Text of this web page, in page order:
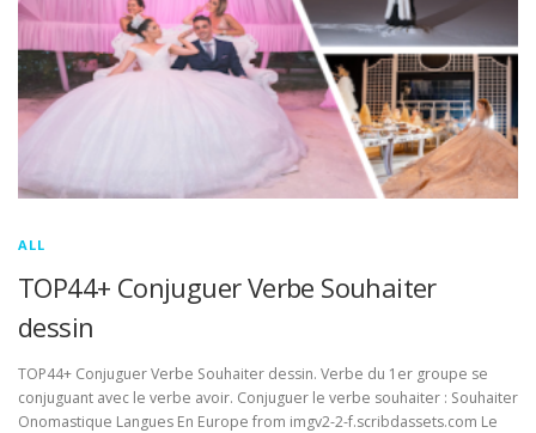
ALL
TOP44+ Conjuguer Verbe Souhaiter
dessin
TOP44+ Conjuguer Verbe Souhaiter dessin. Verbe du 1er groupe se
conjuguant avec le verbe avoir. Conjuguer le verbe souhaiter : Souhaiter
Onomastique Langues En Europe from imgv2-2-f.scribdassets.com Le